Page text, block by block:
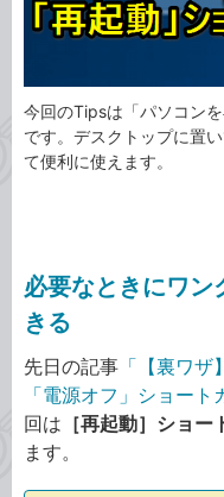
今回のTipsは「パソコン
です。デスクトップに置
て便利に使えます。
必要なときにワン
きる
先日の記事 「【裏ワ
「電源オフ」ショート
回は ［再起動］ショー
ます。